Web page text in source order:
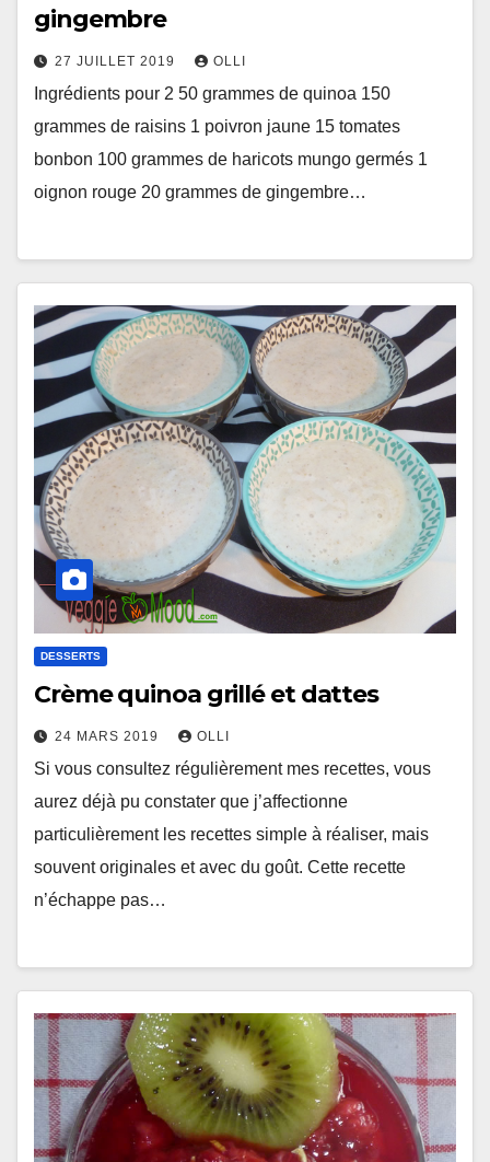
gingembre
27 JUILLET 2019 OLLI
Ingrédients pour 2 50 grammes de quinoa 150
grammes de raisins 1 poivron jaune 15 tomates
bonbon 100 grammes de haricots mungo germés 1
oignon rouge 20 grammes de gingembre…
DESSERTS
Crème quinoa grillé et dattes
24 MARS 2019 OLLI
Si vous consultez régulièrement mes recettes, vous
aurez déjà pu constater que j’affectionne
particulièrement les recettes simple à réaliser, mais
souvent originales et avec du goût. Cette recette
n’échappe pas…